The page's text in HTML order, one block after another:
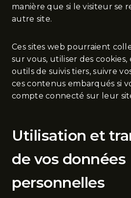
manière que si le visiteur se
autre site.
Ces sites web pourraient
sur vous, utiliser des
outils de suivis tiers, suivre
ces contenus embarqués si
compte connecté sur leur
Utilisation et
de vos données
personnelles